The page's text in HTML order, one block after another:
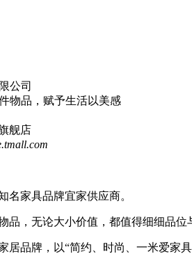
公司
物品，赋予生活以美感
舰店
名家具品牌宜家供应商。
品，无论大小价值，都值得细细品位
居品牌，以“简约、时尚、一米爱家